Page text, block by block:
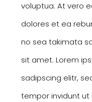
voluptua. At vero
dolores et ea
no sea takimata
sit amet. Lorem
sadipscing elitr,
tempor invidunt